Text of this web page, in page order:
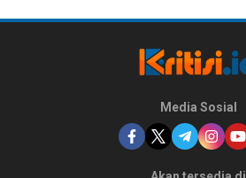
Media Sosial